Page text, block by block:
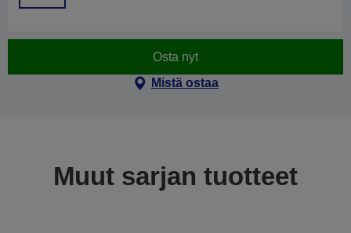
Osta nyt
Mistä ostaa
Muut sarjan tuotteet